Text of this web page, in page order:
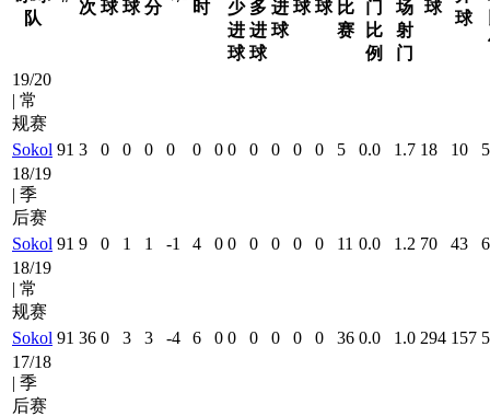
队
次 球 球 分
时
少
进
球
多
进
球
进
球
球 球 比
赛
门
比
例
场
射
门
球
球
19/20
| 常
规赛
Sokol 91 3 0 0 0 0 0 0 0 0 0 0 0 5 0.0 1.7 18 10
18/19
| 季
后赛
Sokol 91 9 0 1 1 -1 4 0 0 0 0 0 0 11 0.0 1.2 70 43
18/19
| 常
规赛
Sokol 91 36 0 3 3 -4 6 0 0 0 0 0 0 36 0.0 1.0 294 157
17/18
| 季
后赛